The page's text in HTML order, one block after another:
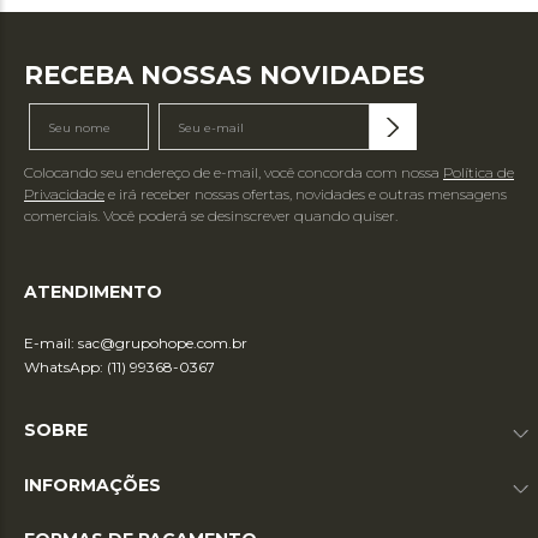
RECEBA NOSSAS NOVIDADES
Colocando seu endereço de e-mail, você concorda com nossa Política de
Privacidade e irá receber nossas ofertas, novidades e outras mensagens
comerciais. Você poderá se desinscrever quando quiser.
ATENDIMENTO
E-mail: sac@grupohope.com.br
WhatsApp: (11) 99368-0367
SOBRE
INFORMAÇÕES